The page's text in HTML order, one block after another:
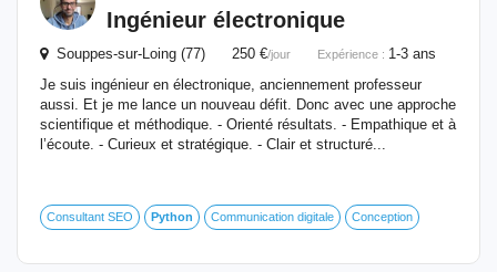
Ingénieur électronique
Souppes-sur-Loing (77) 250 €/jour Expérience : 1-3 ans
Je suis ingénieur en électronique, anciennement professeur
aussi. Et je me lance un nouveau défit. Donc avec une approche
scientifique et méthodique. - Orienté résultats. - Empathique et à
l’écoute. - Curieux et stratégique. - Clair et structuré...
Consultant SEO Python Communication digitale Conception